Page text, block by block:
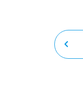
お問い合わせ先